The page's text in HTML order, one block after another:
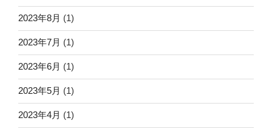
2023年8月 (1)
2023年7月 (1)
2023年6月 (1)
2023年5月 (1)
2023年4月 (1)